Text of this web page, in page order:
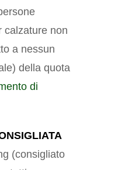
calzature non
a nessun
della quota
di
(consigliato